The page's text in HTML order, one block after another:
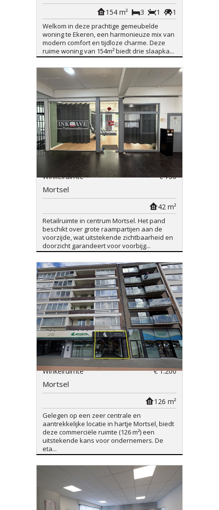
1
1
3
154 m²
Welkom in deze prachtige gemeubelde
woning te Ekeren, een harmonieuze mix van
modern comfort en tijdloze charme. Deze
ruime woning van 154m² biedt drie slaapka...
Winkelruimte € 750
Mortsel
42 m²
Retailruimte in centrum Mortsel. Het pand
beschikt over grote raampartijen aan de
voorzijde, wat uitstekende zichtbaarheid en
doorzicht garandeert voor voorbijg...
Winkelruimte € 1.200
Mortsel
126 m²
Gelegen op een zeer centrale en
aantrekkelijke locatie in hartje Mortsel, biedt
deze commerciële ruimte (126 m²) een
uitstekende kans voor ondernemers. De
eta...